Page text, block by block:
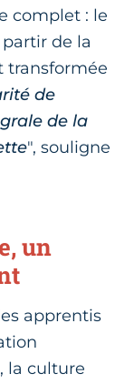
complet : le
de la
transformée
de
de la
", souligne
un
apprentis
la culture